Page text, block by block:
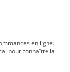
en ligne.
pour connaître la